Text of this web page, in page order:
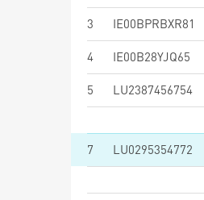
3 IE00BPRBXR81
4 IE00B28YJQ65
5 LU2387456754
7 LU0295354772